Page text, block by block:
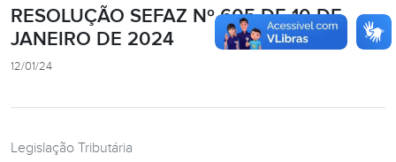
RESOLUÇÃO SEFAZ Nº 605 DE 10 DE
JANEIRO DE 2024
12/01/24
Legislação Tributária